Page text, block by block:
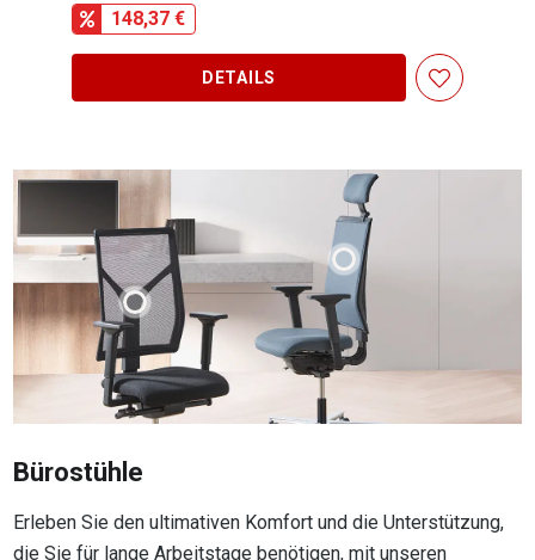
179,52 €
DETAILS
Bürostühle
Erleben Sie den ultimativen Komfort und die Unterstützung,
die Sie für lange Arbeitstage benötigen, mit unseren